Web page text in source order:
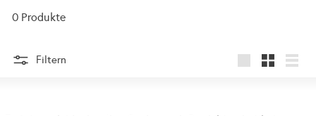
a
0 Produkte
Filtern